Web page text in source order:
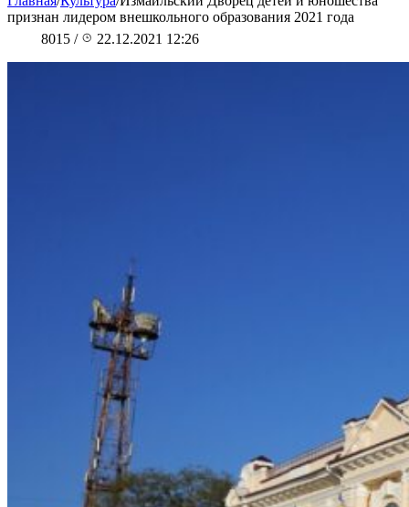
признан лидером внешкольного образования 2021 года
8015 / 22.12.2021 12:26